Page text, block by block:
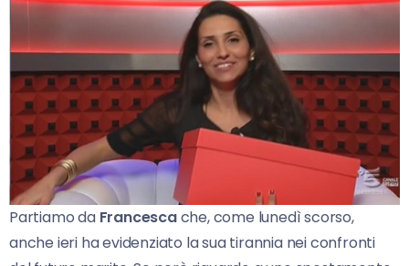
Partiamo daFrancescache, come lunedì scorso,
anche ieri ha evidenziato la sua tirannia nei confronti